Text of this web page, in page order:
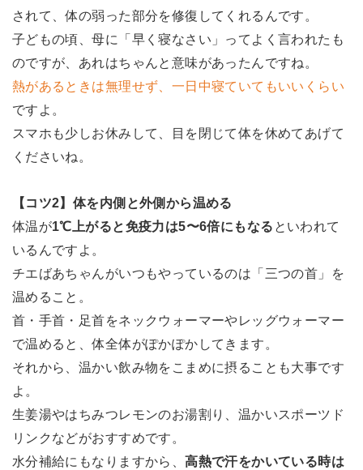
されて、体の弱った部分を修復してくれるんです。
子どもの頃、母に「早く寝なさい」ってよく言われたも
のですが、あれはちゃんと意味があったんですね。
熱があるときは無理せず、一日中寝ていてもいいくらい
ですよ。
スマホも少しお休みして、目を閉じて体を休めてあげて
くださいね。
【コツ2】体を内側と外側から温める
体温が1℃上がると免疫力は5〜6倍にもなる といわれて
いるんですよ。
チエばあちゃんがいつもやっているのは「三つの首」を
温めること。
首・手首・足首をネックウォーマーやレッグウォーマー
で温めると、体全体がぽかぽかしてきます。
それから、温かい飲み物をこまめに摂ることも大事です
よ。
生姜湯やはちみつレモンのお湯割り、温かいスポーツド
リンクなどがおすすめです。
水分補給にもなりますから、高熱で汗をかいている時は